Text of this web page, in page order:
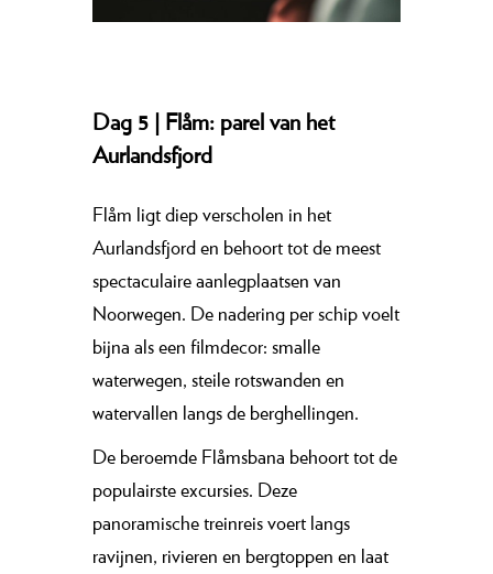
Dag 5 | Flåm: parel van het
Aurlandsfjord
Flåm ligt diep verscholen in het
Aurlandsfjord en behoort tot de meest
spectaculaire aanlegplaatsen van
Noorwegen. De nadering per schip voelt
bijna als een filmdecor: smalle
waterwegen, steile rotswanden en
watervallen langs de berghellingen.
De beroemde Flåmsbana behoort tot de
populairste excursies. Deze
panoramische treinreis voert langs
ravijnen, rivieren en bergtoppen en laat